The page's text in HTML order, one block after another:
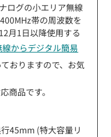
ログの小エリア無線
帯の周波数を
月1日以降使用する
からデジタル簡易
おりますので、お気
商品です。
45mm (特大容量リ